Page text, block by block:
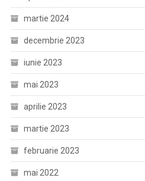
martie 2024
decembrie 2023
iunie 2023
mai 2023
aprilie 2023
martie 2023
februarie 2023
mai 2022